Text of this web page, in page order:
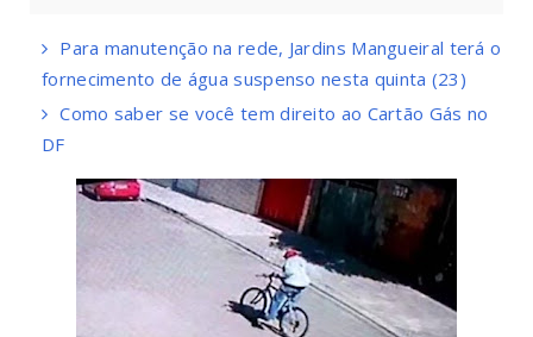
Para manutenção na rede, Jardins Mangueiral terá o
fornecimento de água suspenso nesta quinta (23)
Como saber se você tem direito ao Cartão Gás no
DF